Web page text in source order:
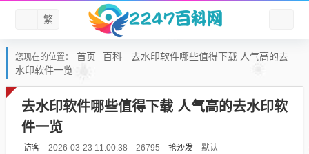
繁
您现在的位置： 首页 百科
去水印软件哪些值得下载 人气高的去
水印软件一览
去水印软件哪些值得下载 人气高的去水印软
件一览
访客 2026-03-23 11:00:38 26795 抢沙发 默认